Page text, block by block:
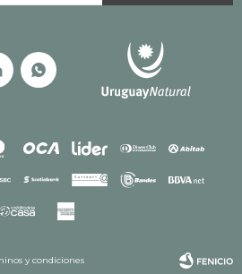

y condiciones